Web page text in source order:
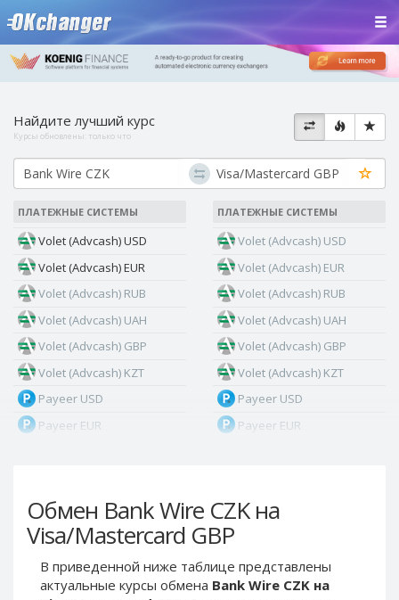
Обмен Bank Wire CZK на
Visa/Mastercard GBP
В приведенной ниже таблице представлены
актуальные курсы обмена Bank Wire CZK на
Найдите лучший курс
Курсы обновлены: только что
ПЛАТЕЖНЫЕ СИСТЕМЫ
Volet (Advcash) USD
Volet (Advcash) EUR
Volet (Advcash) RUB
Volet (Advcash) UAH
Volet (Advcash) GBP
Volet (Advcash) KZT
Payeer USD
Payeer EUR
Payeer Tether ERC20
(USDT)
Payeer UAH
ЮMoney RUB
ПЛАТЕЖНЫЕ СИСТЕМЫ
Volet (Advcash) USD
Volet (Advcash) EUR
Volet (Advcash) RUB
Volet (Advcash) UAH
Volet (Advcash) GBP
Volet (Advcash) KZT
Payeer USD
Payeer EUR
Payeer Tether ERC20
(USDT)
ЮMoney RUB